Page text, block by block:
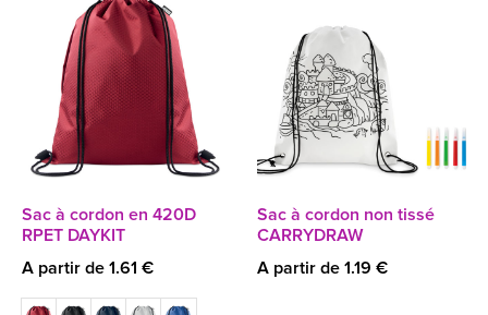
Sac à cordon en 420D
RPET DAYKIT
A partir de 1.61 €
Sac à cordon non tissé
CARRYDRAW
A partir de 1.19 €